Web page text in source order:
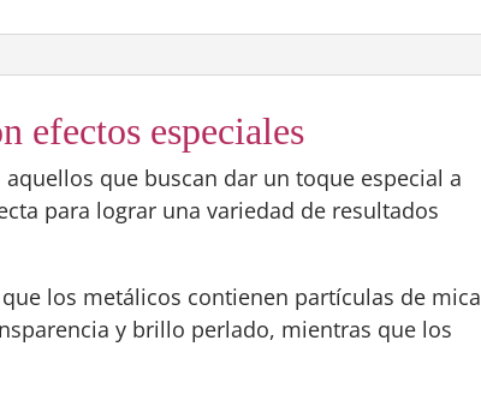
efectos especiales
que buscan dar un toque especial a
para lograr una variedad de resultados
los metálicos contienen partículas de mica
y brillo perlado, mientras que los